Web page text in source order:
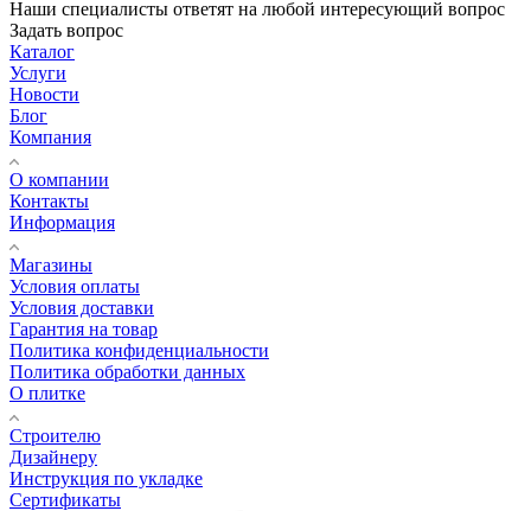
Наши специалисты ответят на любой интересующий вопрос
Задать вопрос
Каталог
Услуги
Новости
Блог
Компания
О компании
Контакты
Информация
Магазины
Условия оплаты
Условия доставки
Гарантия на товар
Политика конфиденциальности
Политика обработки данных
О плитке
Строителю
Дизайнеру
Инструкция по укладке
Сертификаты